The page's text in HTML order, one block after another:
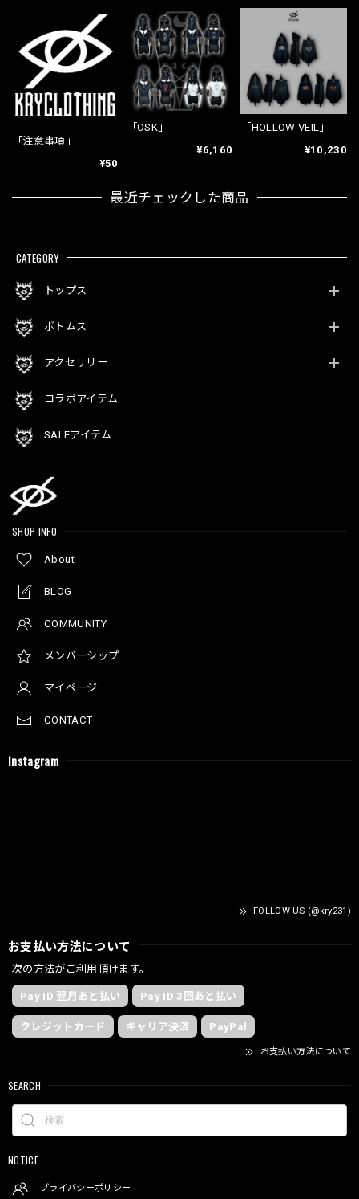
「注意事項」
¥50
「OSK」
¥6,160
「HOLLOW VEIL」
¥10,230
最近チェックした商品
CATEGORY
トップス
ボトムス
アクセサリー
コラボアイテム
SALEアイテム
SHOP INFO
About
BLOG
COMMUNITY
メンバーシップ
マイページ
CONTACT
Instagram
FOLLOW US (@kry231)
お支払い方法について
次の方法がご利用頂けます。
Pay ID 翌月あと払い Pay ID 3回あと払い
クレジットカード キャリア決済 PayPal
お支払い方法について
SEARCH
NOTICE
プライバシーポリシー